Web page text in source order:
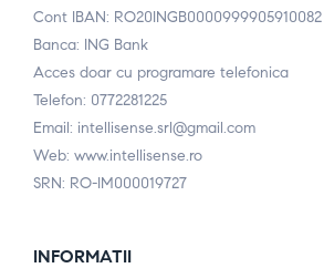
Cont IBAN: RO20INGB0000999905910082
Banca: ING Bank
Acces doar cu programare telefonica
Telefon: 0772281225
Email: intellisense.srl@gmail.com
Web: www.intellisense.ro
SRN: RO-IM000019727
INFORMATII